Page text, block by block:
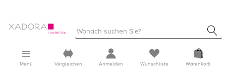
Menü Vergleichen Anmelden Wunschliste Warenkorb